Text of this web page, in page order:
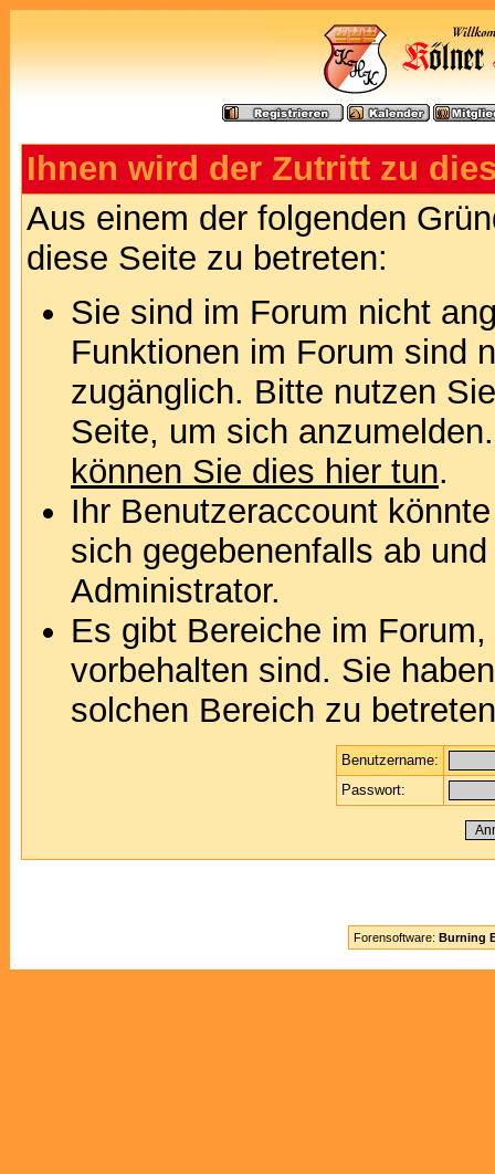
Ihnen wird der Zutritt zu
Aus einem der folgenden
diese Seite zu betreten:
Sie sind im Forum nicht
Funktionen im Forum sind
zugänglich. Bitte nutzen
Seite, um sich
können Sie dies hier tun.
Ihr Benutzeraccount
sich gegebenenfalls ab
Administrator.
Es gibt Bereiche im
vorbehalten sind. Sie
solchen Bereich zu
Benutzername:
Passwort:
Forensoftware: Burning